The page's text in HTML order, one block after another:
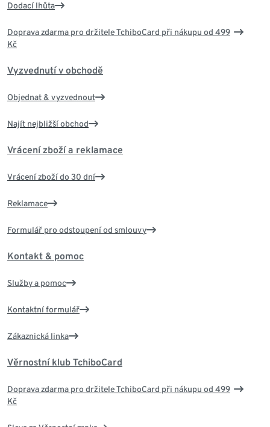
Dodací lhůta
Doprava zdarma pro držitele TchiboCard při nákupu od 499
Kč
Vyzvednutí v obchodě
Objednat & vyzvednout
Najít nejbližší obchod
Vrácení zboží a reklamace
Vrácení zboží do 30 dní
Reklamace
Formulář pro odstoupení od smlouvy
Kontakt & pomoc
Služby a pomoc
Kontaktní formulář
Zákaznická linka
Věrnostní klub TchiboCard
Doprava zdarma pro držitele TchiboCard při nákupu od 499
Kč